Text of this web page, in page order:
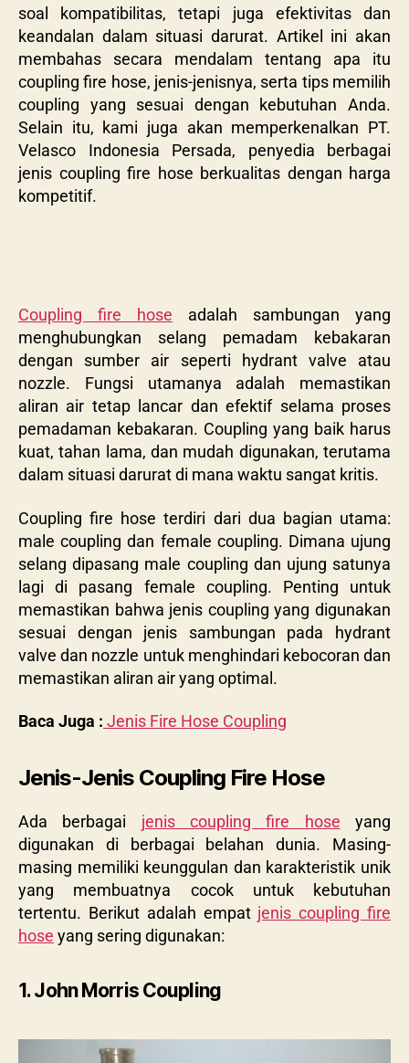
soal kompatibilitas, tetapi juga efektivitas dan
keandalan dalam situasi darurat. Artikel ini akan
membahas secara mendalam tentang apa itu
coupling fire hose, jenis-jenisnya, serta tips memilih
coupling yang sesuai dengan kebutuhan Anda.
Selain itu, kami juga akan memperkenalkan PT.
Velasco Indonesia Persada, penyedia berbagai
jenis coupling fire hose berkualitas dengan harga
kompetitif.
Coupling fire hose adalah sambungan yang
menghubungkan selang pemadam kebakaran
dengan sumber air seperti hydrant valve atau
nozzle. Fungsi utamanya adalah memastikan
aliran air tetap lancar dan efektif selama proses
pemadaman kebakaran. Coupling yang baik harus
kuat, tahan lama, dan mudah digunakan, terutama
dalam situasi darurat di mana waktu sangat kritis.
Coupling fire hose terdiri dari dua bagian utama:
male coupling dan female coupling. Dimana ujung
selang dipasang male coupling dan ujung satunya
lagi di pasang female coupling. Penting untuk
memastikan bahwa jenis coupling yang digunakan
sesuai dengan jenis sambungan pada hydrant
valve dan nozzle untuk menghindari kebocoran dan
memastikan aliran air yang optimal.
Baca Juga : Jenis Fire Hose Coupling
Jenis-Jenis Coupling Fire Hose
Ada berbagai jenis coupling fire hose yang
digunakan di berbagai belahan dunia. Masing-
masing memiliki keunggulan dan karakteristik unik
yang membuatnya cocok untuk kebutuhan
tertentu. Berikut adalah empat jenis coupling fire
hose yang sering digunakan:
1. John Morris Coupling